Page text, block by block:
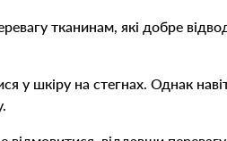
тканинам, які добре
у шкіру на стегнах. Однак